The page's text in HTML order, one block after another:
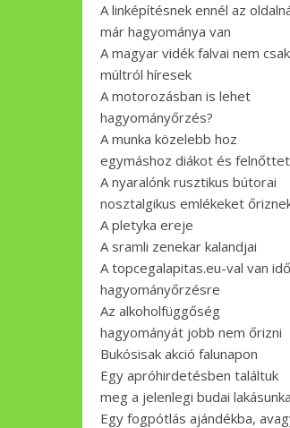
A linképítésnek ennél az
már hagyománya van
A magyar vidék falvai nem
múltról híresek
A motorozásban is lehet
hagyományőrzés?
A munka közelebb hoz
egymáshoz diákot és felnőttet
A nyaralónk rusztikus bútorai
nosztalgikus emlékeket
A pletyka ereje
A sramli zenekar kalandjai
A topcegalapitas.eu-val van
hagyományőrzésre
Az alkoholfüggőség
hagyományát jobb nem őrizni
Bukósisak akció falunapon
Egy apróhirdetésben találtuk
meg a jelenlegi budai
Egy fogpótlás ajándékba,